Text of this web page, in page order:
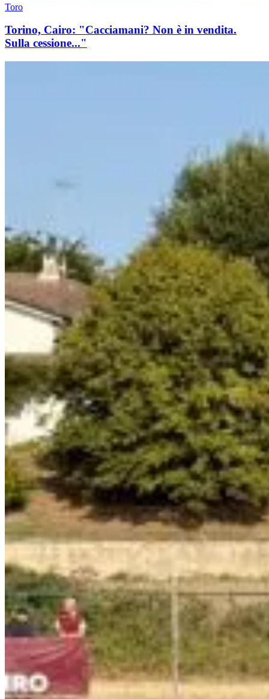
Toro
Torino, Cairo: "Cacciamani? Non è in vendita.
Sulla cessione..."